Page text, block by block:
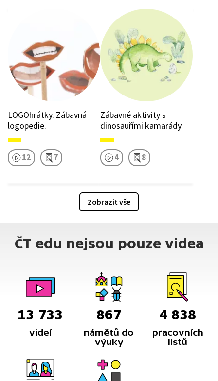
LOGOhrátky. Zábavná
logopedie.
12 7
Zábavné aktivity s
dinosauřími kamarády
4 8
Zobrazit vše
ČT edu nejsou pouze videa
13 733
videí
867
námětů do
výuky
4 838
pracovních
listů